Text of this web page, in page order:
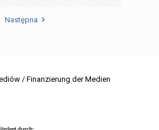
Następna
/ Finanzierung der Medien